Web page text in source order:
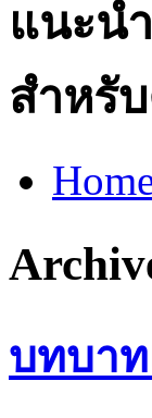
แนะน
สำหรั
บทบา